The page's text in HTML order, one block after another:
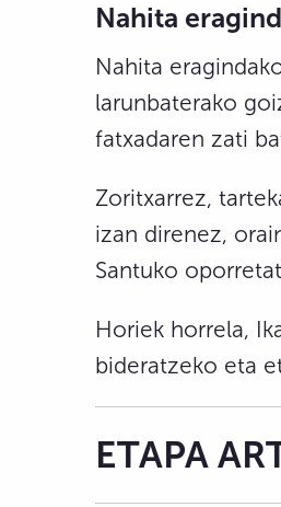
Nahita
Nahita
larunbaterako
fatxadaren zati
Zoritxarrez,
izan direnez,
Santuko
Horiek horrela,
bideratzeko eta
ETAPA